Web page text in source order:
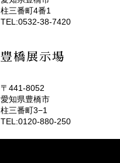
(EMOTOP豊橋)
柱三番町4番1
TEL:0532-38-7420
豊橋展示場
〒441-8052
愛知県豊橋市
柱三番町3−1
TEL:0120-880-250